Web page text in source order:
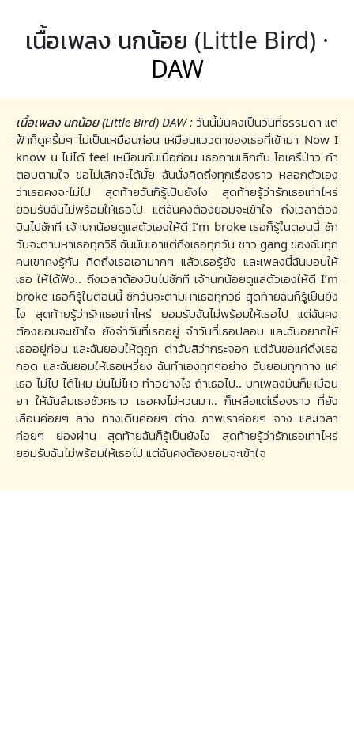
เนื้อเพลง นกน้อย (Little Bird) ·
DAW
เนื้อเพลง นกน้อย (Little Bird) DAW : วันนี้มันคงเป็นวันที่ธรรมดา แต่
ฟ้าก็ดูครึ้มๆ ไม่เป็นเหมือนก่อน เหมือนแววตาของเธอที่เข้ามา Now I
know u ไม่ได้ feel เหมือนกับเมื่อก่อน เธอถามเลิกกัน โอเครึป่าว ถ้า
ตอบตามใจ ขอไม่เลิกจะได้มั้ย ฉันนั่งคิดถึงทุกเรื่องราว หลอกตัวเอง
ว่าเธอคงจะไม่ไป สุดท้ายฉันก็รู้เป็นยังไง สุดท้ายรู้ว่ารักเธอเท่าไหร่
ยอมรับฉันไม่พร้อมให้เธอไป แต่ฉันคงต้องยอมจะเข้าใจ ถึงเวลาต้อง
บินไปซักที เจ้านกน้อยดูแลตัวเองให้ดี I’m broke เธอก็รู้ในตอนนี้ ซัก
วันจะตามหาเธอทุกวิธี ฉันมันเอาแต่ถึงเธอทุกวัน ชาว gang ของฉันทุก
คนเขาคงรู้กัน คิดถึงเธอเอามากๆ แล้วเธอรู้ยัง และเพลงนี้ฉันมอบให้
เธอ ให้ได้ฟัง.. ถึงเวลาต้องบินไปซักที เจ้านกน้อยดูแลตัวเองให้ดี I’m
broke เธอก็รู้ในตอนนี้ ซักวันจะตามหาเธอทุกวิธี สุดท้ายฉันก็รู้เป็นยัง
ไง สุดท้ายรู้ว่ารักเธอเท่าไหร่ ยอมรับฉันไม่พร้อมให้เธอไป แต่ฉันคง
ต้องยอมจะเข้าใจ ยังจำวันที่เธออยู่ จำวันที่เธอปลอบ และฉันอยากให้
เธออยู่ก่อน และฉันยอมให้ดูถูก ด่าฉันสิว่ากระจอก แต่ฉันขอแค่ดึงเธอ
กอด และฉันยอมให้เธอเหวี่ยง ฉันทำเองทุกๆอย่าง ฉันยอมทุกทาง แค่
เธอ ไม่ไป ได้ไหม มันไม่ไหว ทำอย่างไง ถ้าเธอไป.. บทเพลงมันก็เหมือน
ยา ให้ฉันลืมเธอชั่วคราว เธอคงไม่หวนมา.. ก็เหลือแต่เรื่องราว ที่ยัง
เลือนค่อยๆ ลาง ทางเดินค่อยๆ ต่าง ภาพเราค่อยๆ จาง และเวลา
ค่อยๆ ย่องผ่าน สุดท้ายฉันก็รู้เป็นยังไง สุดท้ายรู้ว่ารักเธอเท่าไหร่
ยอมรับฉันไม่พร้อมให้เธอไป แต่ฉันคงต้องยอมจะเข้าใจ